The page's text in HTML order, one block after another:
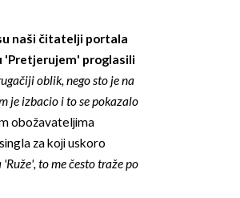
naši čitatelji portala
'Pretjerujem' proglasili
oblik, nego sto je na
je izbacio i to se pokazalo
obožavateljima
za koji uskoro
to me često traže po